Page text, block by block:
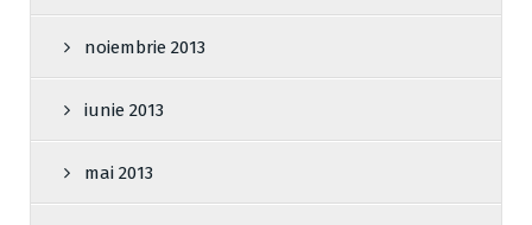
noiembrie 2013
iunie 2013
mai 2013